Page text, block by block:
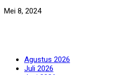
kadar hukumnya, mulai dari
Dengan demikian, pemberantasan
hanya melalui razia atau
ini membutuhkan solusi paripurna
Mei 8, 2024
Agustus 2026
Juli 2026